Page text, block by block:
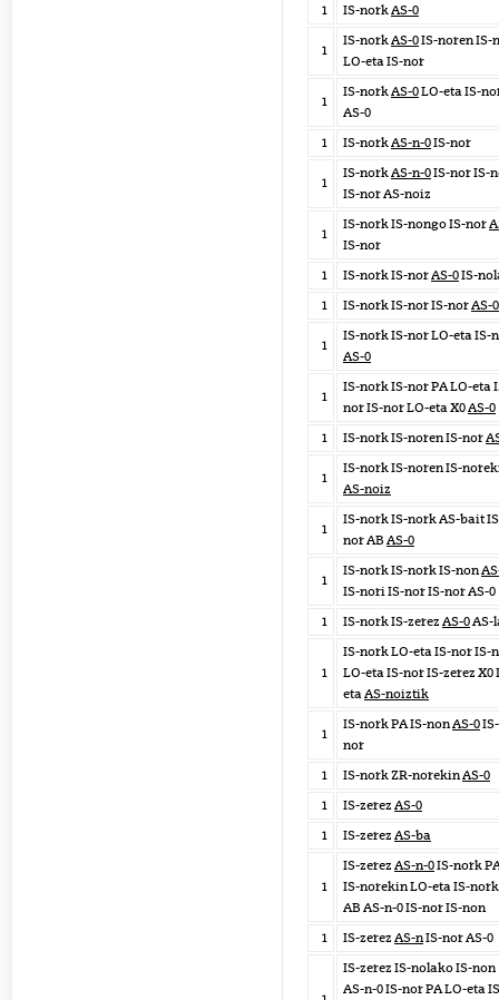
1
IS-norkAS-0
1
IS-norkAS-0IS-noren IS-
LO-eta IS-nor
1
IS-norkAS-0LO-eta IS-
AS-0
1
IS-norkAS-n-0IS-nor
1
IS-norkAS-n-0IS-nor IS-
IS-nor AS-noiz
1
IS-nork IS-nongo IS-nor
IS-nor
1
IS-nork IS-norAS-0IS-
1
IS-nork IS-nor IS-norAS-0
1
IS-nork IS-nor LO-eta IS-
AS-0
1
IS-nork IS-nor PA LO-eta
nor IS-nor LO-eta X0AS-0
1
IS-nork IS-noren IS-nor
1
IS-nork IS-noren IS-
AS-noiz
1
IS-nork IS-nork AS-bait
nor AB AS-0
1
IS-nork IS-nork IS-non
IS-nori IS-nor IS-nor AS-0
1
IS-nork IS-zerez AS-0AS-
1
IS-nork LO-eta IS-nor IS-
LO-eta IS-nor IS-zerez X0
etaAS-noiztik
1
IS-nork PA IS-nonAS-0IS-
nor
1
IS-nork ZR-norekinAS-0
1
IS-zerez AS-0
1
IS-zerez AS-ba
1
IS-zerez AS-n-0IS-nork
IS-norekin LO-eta IS-nork
AB AS-n-0 IS-nor IS-non
1
IS-zerez AS-nIS-nor AS-0
IS-zerez IS-nolako IS-non
AS-n-0 IS-nor PA LO-eta